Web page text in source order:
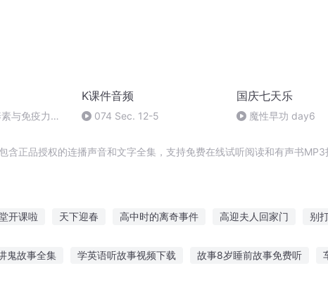
与免疫力的
K课件音频
074 Sec. 12-5
国庆七天乐
魔性早功 day6
正品授权的连播声音和文字全集，支持免费在线试听阅读和有声书MP3
开课啦 天下迎春 高中时的离奇事件 高迎夫人回家门 别
鬼故事全集 学英语听故事视频下载 故事8岁睡前故事免费听